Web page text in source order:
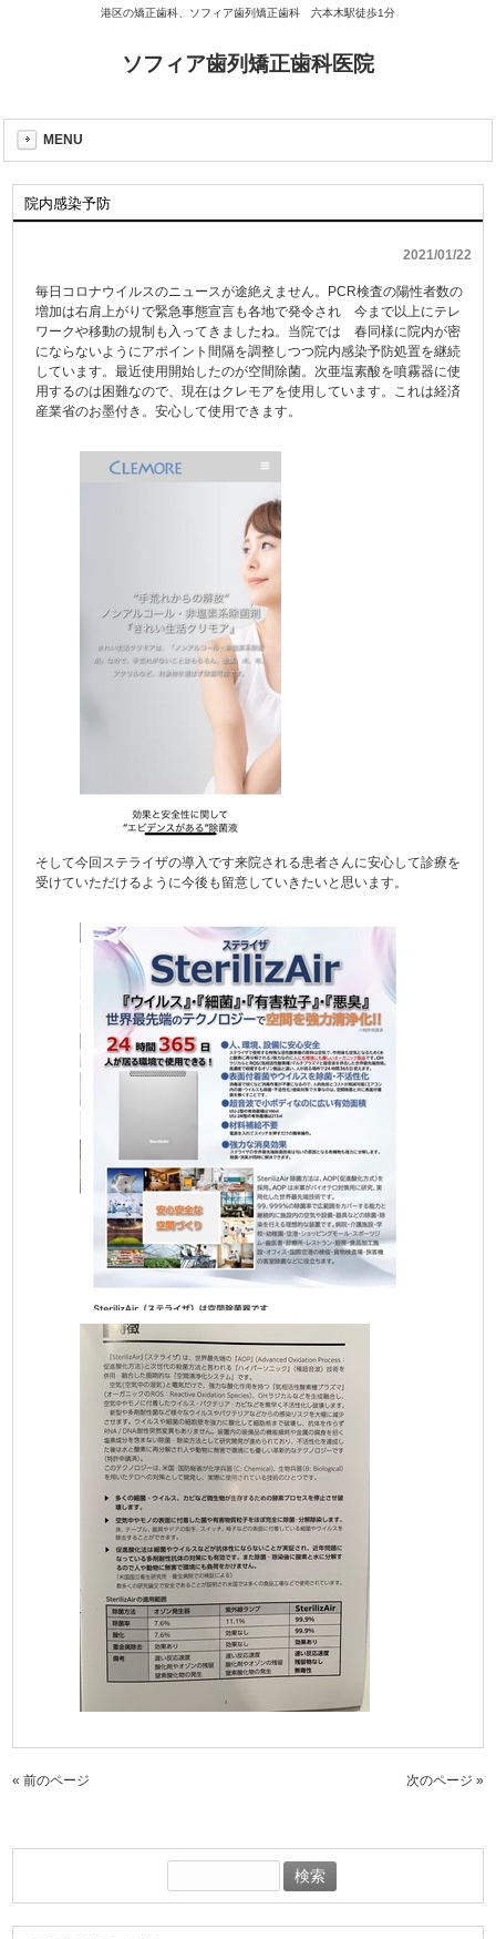
港区の矯正歯科、ソフィア歯列矯正歯科 六本木駅徒歩1分
ソフィア歯列矯正歯科医院
MENU
院内感染予防
2021/01/22
毎日コロナウイルスのニュースが途絶えません。PCR検査の陽性者数の
増加は右肩上がりで緊急事態宣言も各地で発令され 今まで以上にテレ
ワークや移動の規制も入ってきましたね。当院では 春同様に院内が密
にならないようにアポイント間隔を調整しつつ院内感染予防処置を継続
しています。最近使用開始したのが空間除菌。次亜塩素酸を噴霧器に使
用するのは困難なので、現在はクレモアを使用しています。これは経済
産業省のお墨付き。安心して使用できます。
そして今回ステライザの導入です来院される患者さんに安心して診療を
受けていただけるように今後も留意していきたいと思います。
« 前のページ 次のページ »
索: